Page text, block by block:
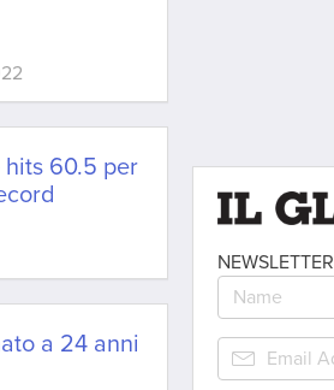
hits 60.5 per
a 24 anni
NEWSLETTER